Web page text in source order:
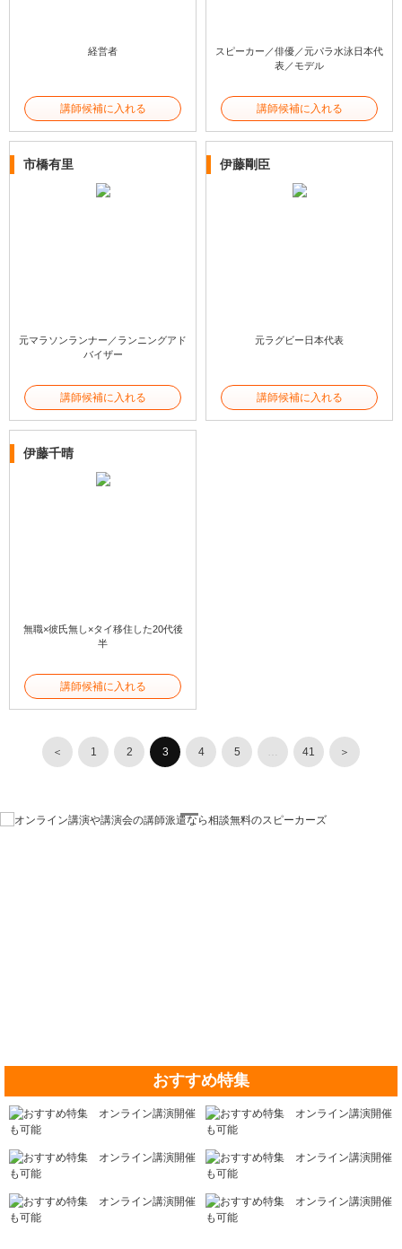
経営者
講師候補に入れる
スピーカー／俳優／元パラ水泳日本代
表／モデル
講師候補に入れる
市橋有里
元マラソンランナー／ランニングアド
バイザー
講師候補に入れる
伊藤剛臣
元ラグビー日本代表
講師候補に入れる
伊藤千晴
無職×彼氏無し×タイ移住した20代後
半
講師候補に入れる
＜ 1 2 3 4 5 41 ＞
おすすめ特集